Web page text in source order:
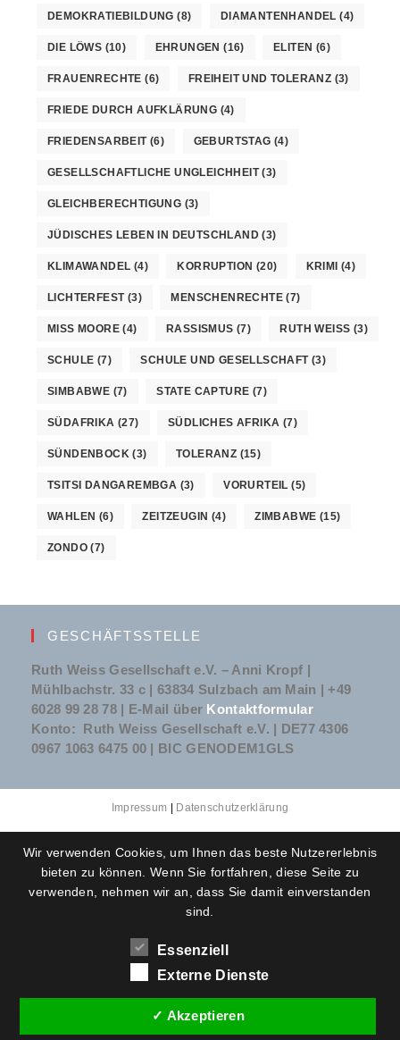
DEMOKRATIEBILDUNG (8) DIAMANTENHANDEL (4)
DIE LÖWS (10) EHRUNGEN (16) ELITEN (6)
FRAUENRECHTE (6) FREIHEIT UND TOLERANZ (3)
FRIEDE DURCH AUFKLÄRUNG (4)
FRIEDENSARBEIT(6) GEBURTSTAG (4)
GESELLSCHAFTLICHE UNGLEICHHEIT(3)
GLEICHBERECHTIGUNG (3)
JÜDISCHES LEBEN IN DEUTSCHLAND (3)
KLIMAWANDEL (4) KORRUPTION (20) KRIMI (4)
LICHTERFEST(3) MENSCHENRECHTE(7)
MISS MOORE (4) RASSISMUS (7) RUTH WEISS (3)
SCHULE (7) SCHULE UND GESELLSCHAFT(3)
SIMBABWE (7) STATE CAPTURE (7)
SÜDAFRIKA (27) SÜDLICHES AFRIKA (7)
SÜNDENBOCK (3) TOLERANZ (15)
TSITSI DANGAREMBGA (3) VORURTEIL (5)
WAHLEN (6) ZEITZEUGIN (4) ZIMBABWE (15)
ZONDO (7)
GESCHÄFTSSTELLE
Ruth Weiss Gesellschaft e.V. – Anni Kropf |
Mühlbachstr. 33 c | 63834 Sulzbach am Main | +49
6028 99 28 78 | E-Mail über Kontaktformular
Konto: Ruth Weiss Gesellschaft e.V. | DE77 4306
0967 1063 6475 00 | BIC GENODEM1GLS
Impressum Datenschutzerklärung
Wir verwenden Cookies, um Ihnen das beste Nutzererlebnis
bieten zu können. Wenn Sie fortfahren, diese Seite zu
verwenden, nehmen wir an, dass Sie damit einverstanden
sind.
Essenziell
Externe Dienste
✓ Akzeptieren